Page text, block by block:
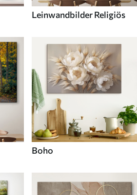
Leinwandbilder Religiös
Boho